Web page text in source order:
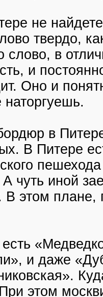
не
твердо,
слово, в
и
Оно и
наторгуешь.
в
В Питере
чуть иной
этом плане,
и даже
этом